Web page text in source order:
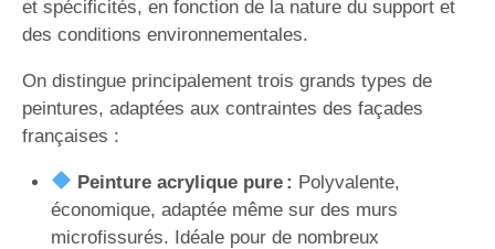
et spécificités, en fonction de la nature du support et
des conditions environnementales.
On distingue principalement trois grands types de
peintures, adaptées aux contraintes des façades
françaises :
Peinture acrylique pure : Polyvalente,
économique, adaptée même sur des murs
microfissurés. Idéale pour de nombreux